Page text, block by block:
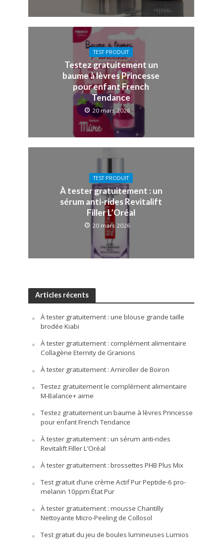
TEST PRODUIT
Testez gratuitement un
baume à lèvres Princesse
pour enfant French
Tendance
20 mars 2026
TEST PRODUIT
À tester gratuitement : un
sérum anti-rides Revitalift
Filler L’Oréal
20 mars 2026
Articles récents
À tester gratuitement : une blouse grande taille
brodée Kiabi
À tester gratuitement : complément alimentaire
Collagène Eternity de Granions
À tester gratuitement : Arniroller de Boiron
Testez gratuitement le complément alimentaire
M-Balance+ aime
Testez gratuitement un baume à lèvres Princesse
pour enfant French Tendance
À tester gratuitement : un sérum anti-rides
Revitalift Filler L’Oréal
À tester gratuitement : brossettes PHB Plus Mix
Test gratuit d’une crème Actif Pur Peptide-6 pro-
melanin 10ppm État Pur
À tester gratuitement : mousse Chantilly
Nettoyante Micro-Peeling de Collosol
Test gratuit du jeu de boules lumineuses Lumios